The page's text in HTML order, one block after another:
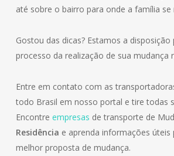
até sobre o bairro para onde a família se
Gostou das dicas? Estamos a
processo da realização de sua mudança
Entre em contato com as
todo Brasil em nosso portal e tire todas
Encontre empresas de transporte de
Residência e aprenda informações úteis
melhor proposta de mudança.